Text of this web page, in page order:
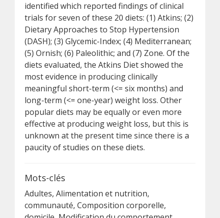
identified which reported findings of clinical
trials for seven of these 20 diets: (1) Atkins; (2)
Dietary Approaches to Stop Hypertension
(DASH); (3) Glycemic-Index; (4) Mediterranean;
(5) Ornish; (6) Paleolithic; and (7) Zone. Of the
diets evaluated, the Atkins Diet showed the
most evidence in producing clinically
meaningful short-term (<= six months) and
long-term (<= one-year) weight loss. Other
popular diets may be equally or even more
effective at producing weight loss, but this is
unknown at the present time since there is a
paucity of studies on these diets.
Mots-clés
Adultes, Alimentation et nutrition,
communauté, Composition corporelle,